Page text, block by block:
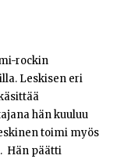
rockin
Leskisen eri
hän kuuluu
toimi myös
Hän päätti